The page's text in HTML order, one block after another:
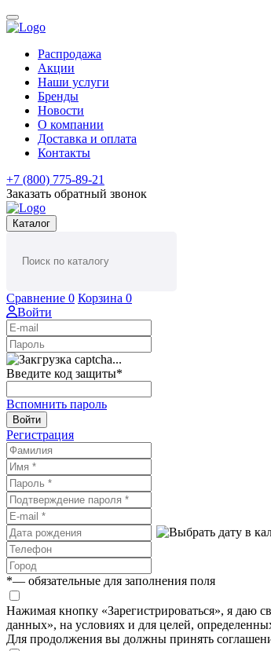
Распродажа
Акции
Наши услуги
Бренды
Новости
О компании
Доставка и оплата
Контакты
+7 (800) 775-89-21
Заказать обратный звонок
Каталог
Сравнение 0 Корзина 0
Войти
Введите код защиты*
Вспомнить пароль
Войти
Регистрация
*— обязательные для заполнения поля
Нажимая кнопку «Зарегистрироваться», я даю
данных», на условиях и для целей,
Для продолжения вы должны принять